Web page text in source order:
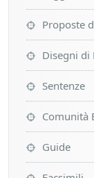
Proposte
Disegni di
Sentenze
Comunità
Guide